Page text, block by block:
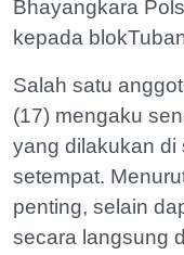
Bhayangkara
kepada
Salah satu
(17) mengaku
yang dilakukan di
setempat.
penting, selain
secara langsung